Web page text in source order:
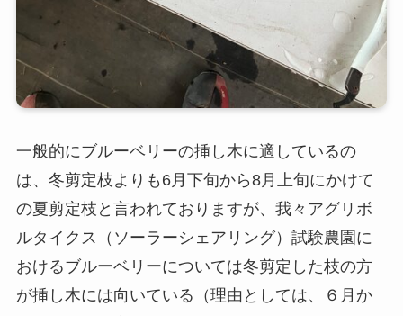
一般的にブルーベリーの挿し木に適しているの
は、冬剪定枝よりも6月下旬から8月上旬にかけて
の夏剪定枝と言われておりますが、我々アグリボ
ルタイクス（ソーラーシェアリング）試験農園に
おけるブルーベリーについては冬剪定した枝の方
が挿し木には向いている（理由としては、６月か